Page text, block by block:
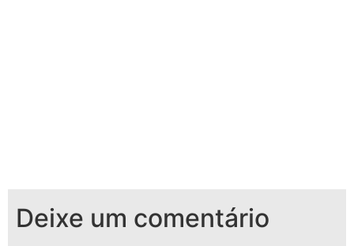
Deixe um comentário